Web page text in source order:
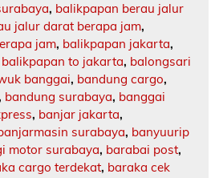
, balikpapan berau jalur
jalur darat berapa jam,
jam, balikpapan jakarta,
balikpapan to jakarta, balongsari
banggai, bandung cargo,
bandung surabaya, banggai
, banjar jakarta,
surabaya, banyuurip
motor surabaya, barabai post,
cargo terdekat, baraka cek